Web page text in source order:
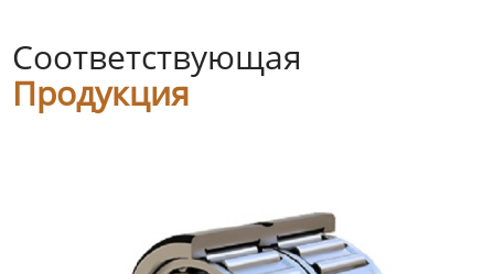
Соответствующая
Продукция